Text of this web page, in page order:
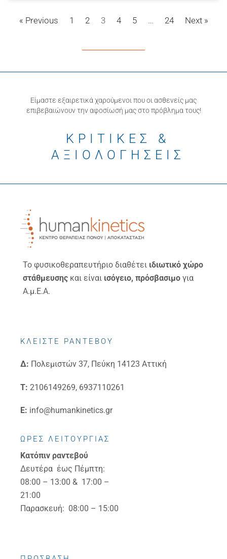
« Previous 1 2 3 4 5 … 24 Next »
Είμαστε εξαιρετικά χαρούμενοι που οι ασθενείς μας
επιβεβαιώνουν την αφοσίωσή μας στο πρόβλημα τους!
ΚΡΙΤΙΚΕΣ &
ΑΞΙΟΛΟΓΗΣΕΙΣ
Το φυσικοθεραπευτήριο διαθέτει ιδιωτικό χώρο
στάθμευσης και είναι ισόγειο, πρόσβασιμο για
Α.μ.Ε.Α.
ΚΛΕΙΣΤΕ ΡΑΝΤΕΒΟΥ
Δ: Πολεμιστών 37, Πεύκη 14123 Αττική
Τ: 2106149269, 6937110261
E: info@humankinetics.gr
ΩΡΕΣ ΛΕΙΤΟΥΡΓΙΑΣ
Κατόπιν ραντεβού
Δευτέρα έως Πέμπτη:
08:00 – 13:00 & 17:00 –
21:00
Παρασκευή: 08:00 – 15:00